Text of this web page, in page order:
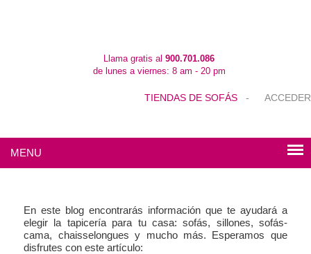
Llama gratis al 900.701.086
de lunes a viernes: 8 am - 20 pm
TIENDAS DE SOFÁS - ACCEDER
MENU
En este blog encontrarás información que te ayudará a
elegir la tapicería para tu casa: sofás, sillones, sofás-
cama, chaisselongues y mucho más. Esperamos que
disfrutes con este artículo: